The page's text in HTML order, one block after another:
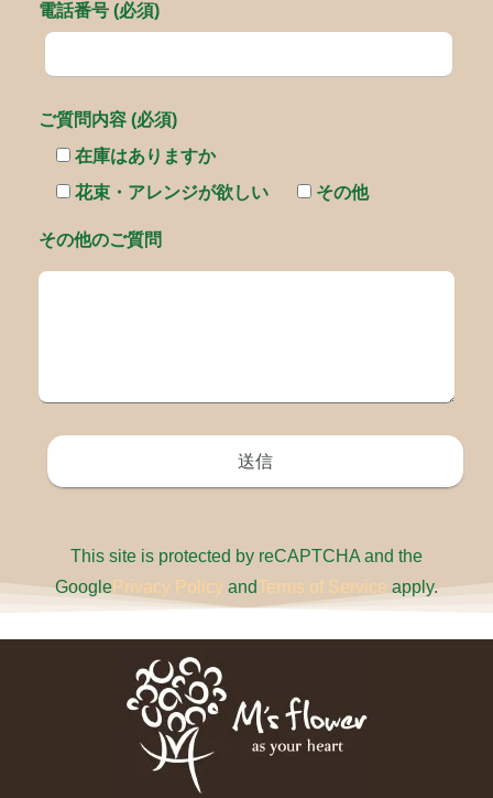
電話番号 (必須)
ご質問内容 (必須)
在庫はありますか
花束・アレンジが欲しい
その他
その他のご質問
This site is protected by reCAPTCHA and the
GooglePrivacy Policy andTerms of Service apply.